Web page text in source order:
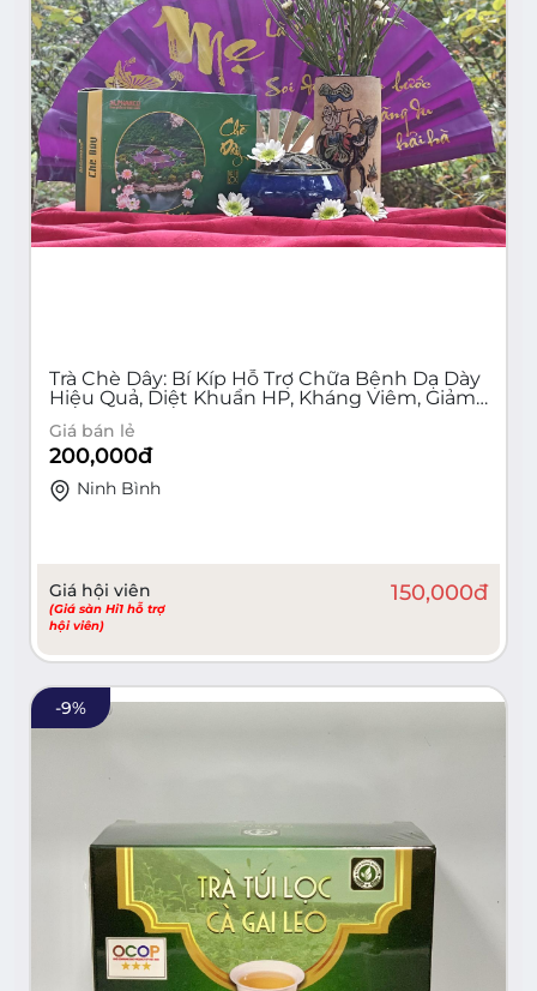
Trà Chè Dây: Bí Kíp Hỗ Trợ Chữa Bệnh Dạ Dày
Hiệu Quả, Diệt Khuẩn HP, Kháng Viêm, Giảm
Giá bán lẻ
200,000đ
Ninh Bình
Giá hội viên
(Giá sàn Hi1 hỗ trợ
hội viên)
150,000đ
-9%